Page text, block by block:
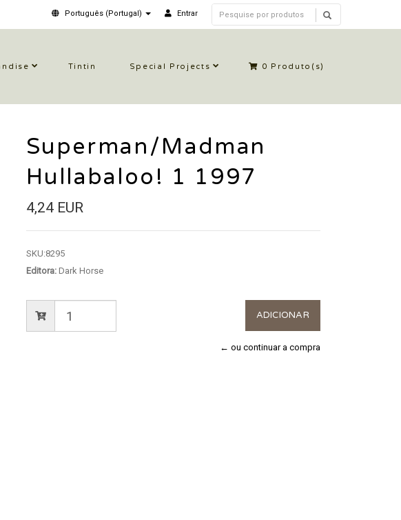
Português (Portugal) Entrar
Tintin Special Projects 0 Produto(s)
Superman/Madman
Hullabaloo! 1 1997
4,24 EUR
SKU:8295
Editora:Dark Horse
← ou continuar a compra